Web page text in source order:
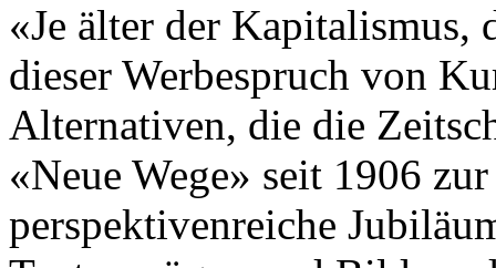
«Je älter der Kapitalismus,
dieser Werbespruch von
Alternativen, die die
«Neue Wege» seit 1906
perspektivenreiche